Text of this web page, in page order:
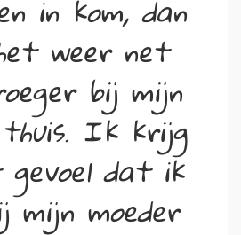
in kom, dan
weer net
bij mijn
thuis. Ik krijg
dat ik
mijn moeder